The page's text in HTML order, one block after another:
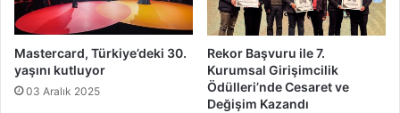
Mastercard, Türkiye’deki 30.
yaşını kutluyor
03 Aralık 2025
Rekor Başvuru ile 7.
Kurumsal Girişimcilik
Ödülleri’nde Cesaret ve
Değişim Kazandı